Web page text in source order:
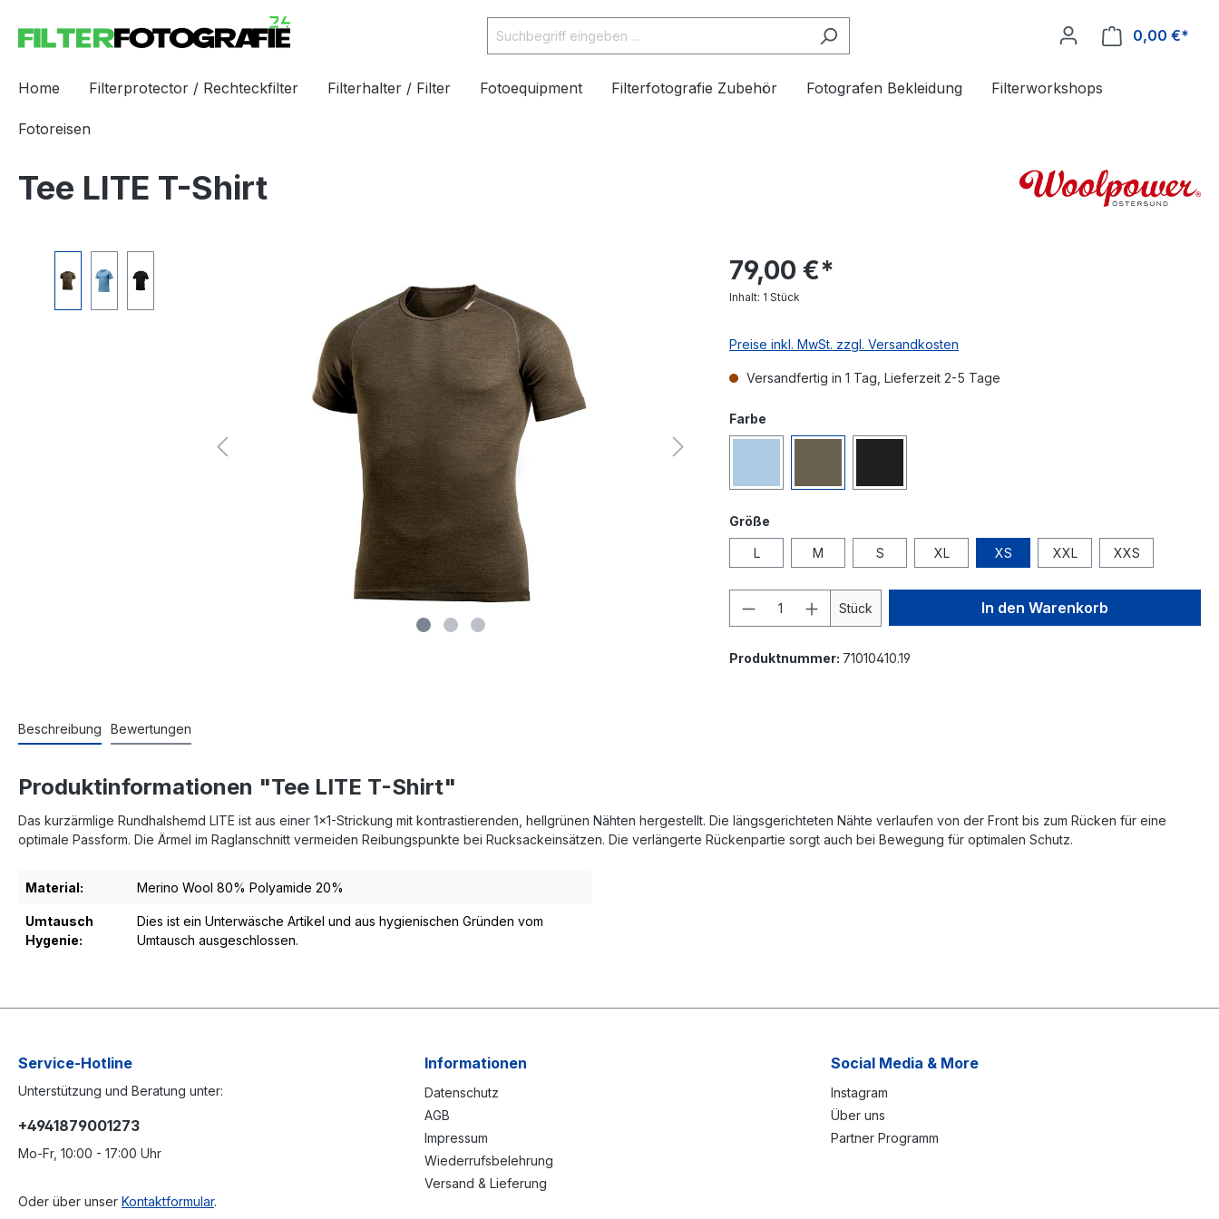
0,00 €*
Home Filterprotector / Rechteckfilter Filterhalter / Filter Fotoequipment Filterfotografie Zubehör Fotografen Bekleidung Filterworkshops
Fotoreisen
Tee LITE T-Shirt
79,00 €*
Inhalt: 1 Stück
Preise inkl. MwSt. zzgl. Versandkosten
Versandfertig in 1 Tag, Lieferzeit 2-5 Tage
Farbe
Größe
L M S XL XS XXL XXS
Stück In den Warenkorb
Produktnummer: 71010410.19
Beschreibung Bewertungen
Produktinformationen "Tee LITE T-Shirt"
Das kurzärmlige Rundhalshemd LITE ist aus einer 1x1-Strickung mit kontrastierenden, hellgrünen Nähten hergestellt. Die längsgerichteten Nähte verlaufen von der Front bis zum Rücken für eine
optimale Passform. Die Ärmel im Raglanschnitt vermeiden Reibungspunkte bei Rucksackeinsätzen. Die verlängerte Rückenpartie sorgt auch bei Bewegung für optimalen Schutz.
Material: Merino Wool 80% Polyamide 20%
Umtausch
Hygenie:
Dies ist ein Unterwäsche Artikel und aus hygienischen Gründen vom
Umtausch ausgeschlossen.
Service-Hotline
Unterstützung und Beratung unter:
+4941879001273
Mo-Fr, 10:00 - 17:00 Uhr
Oder über unser Kontaktformular.
Informationen
Datenschutz
AGB
Impressum
Wiederrufsbelehrung
Versand & Lieferung
Social Media & More
Instagram
Über uns
Partner Programm